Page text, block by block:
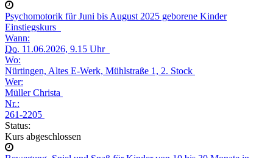
Psychomotorik für Juni bis August 2025 geborene Kinder
Einstiegskurs
Wann:
Do. 11.06.2026, 9.15 Uhr
Wo:
Nürtingen, Altes E-Werk, Mühlstraße 1, 2. Stock
Wer:
Müller Christa
Nr.:
261-2205
Status:
Kurs abgeschlossen